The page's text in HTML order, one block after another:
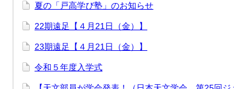
夏の「戸高学び塾」のお知らせ
22期遠足【４月21日（金）】
23期遠足【４月21日（金）】
令和５年度入学式